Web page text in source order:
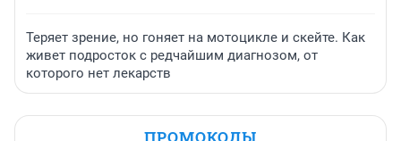
Теряет зрение, но гоняет на мотоцикле и скейте. Как
живет подросток с редчайшим диагнозом, от
которого нет лекарств